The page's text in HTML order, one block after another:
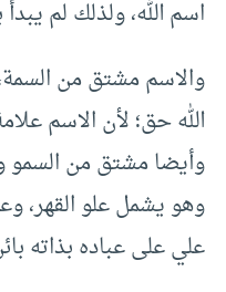
اسم الله، ولذلك لم يبدأ
والاسم مشتق من
الله حق؛ لأن الاسم
وأيضا مشتق من السمو
وهو يشمل علو القهر،
علي على عباده بذاته